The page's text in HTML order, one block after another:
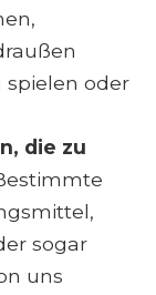
spielen oder
die zu
sogar
uns